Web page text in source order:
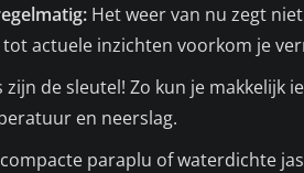
Het weer van nu zegt
actuele inzichten voorkom je
zijn de sleutel! Zo kun je makkelijk
en neerslag.
paraplu of waterdichte